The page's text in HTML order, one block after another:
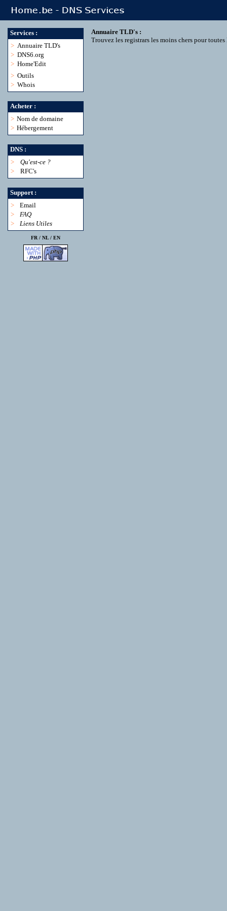
Services :
> Annuaire TLD's
> DNS6.org
> Home'Edit
> Outils
> Whois
Acheter :
> Nom de domaine
> Hébergement
DNS :
>
Qu'est-ce ?
>
RFC's
Support :
>
Email
>
FAQ
>
Liens Utiles
FR / NL/ EN
Annuaire TLD's :
Trouvez les registrars les moins chers pour